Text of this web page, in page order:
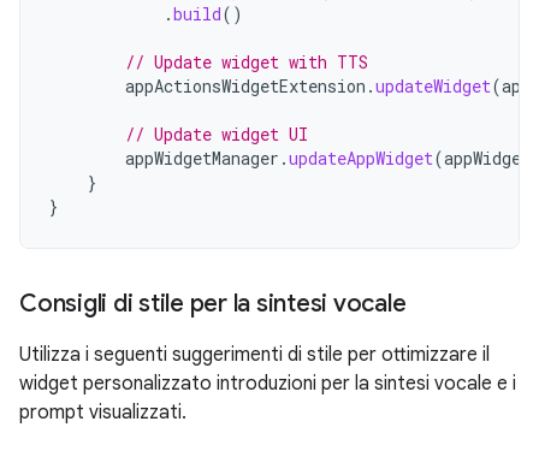
.build()
// Update widget with TTS
appActionsWidgetExtension .updateWidget(
// Update widget UI
appWidgetManager .updateAppWidget(
}
}
Consigli di stile per la sintesi vocale
Utilizza i seguenti suggerimenti di stile per ottimizzare il
widget personalizzato introduzioni per la sintesi vocale e i
prompt visualizzati.